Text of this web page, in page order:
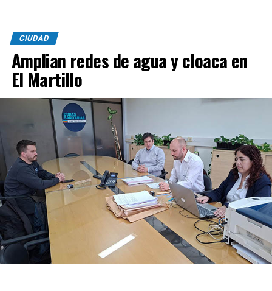
CIUDAD
Amplian redes de agua y cloaca en
El Martillo